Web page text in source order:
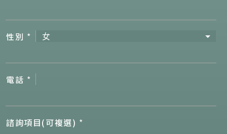
性別 *
電話 *
諮詢項目(可複選) *